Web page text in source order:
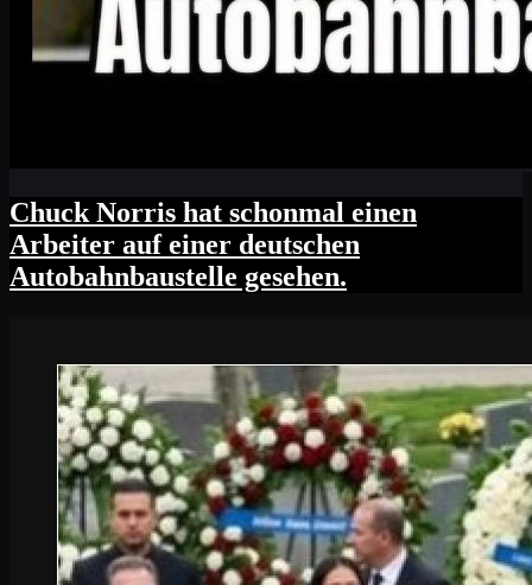
Chuck Norris hat schonmal einen
Arbeiter auf einer deutschen
Autobahnbaustelle gesehen.